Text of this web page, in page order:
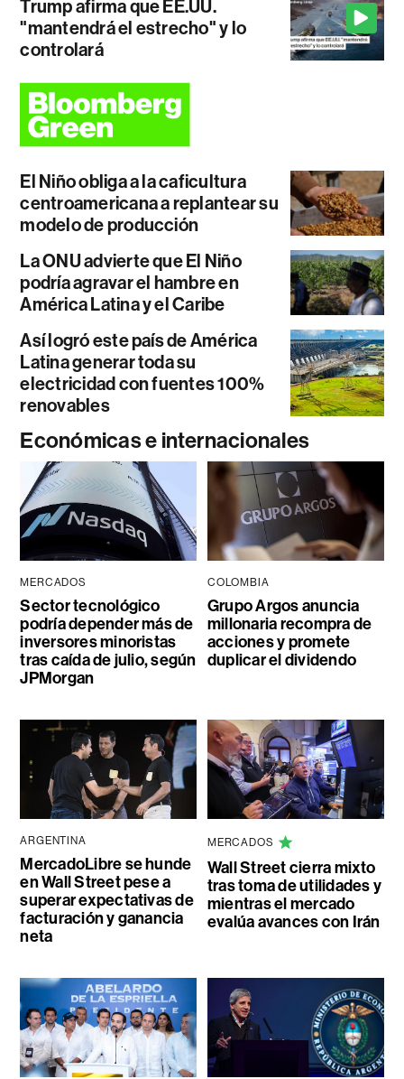
Trump afirma que EE.UU.
"mantendrá el estrecho" y lo
controlará
El Niño obliga a la caficultura
centroamericana a replantear su
modelo de producción
La ONU advierte que El Niño
podría agravar el hambre en
América Latina y el Caribe
Así logró este país de América
Latina generar toda su
electricidad con fuentes 100%
renovables
Económicas e internacionales
MERCADOS
Sector tecnológico
podría depender más de
inversores minoristas
tras caída de julio, según
JPMorgan
COLOMBIA
Grupo Argos anuncia
millonaria recompra de
acciones y promete
duplicar el dividendo
ARGENTINA
MercadoLibre se hunde
en Wall Street pese a
superar expectativas de
facturación y ganancia
neta
MERCADOS
Wall Street cierra mixto
tras toma de utilidades y
mientras el mercado
evalúa avances con Irán